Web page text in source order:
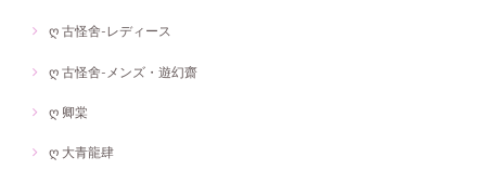
ღ 古怪舍-レディース
ღ 古怪舍-メンズ・遊幻齋
ღ 卿棠
ღ 大青龍肆